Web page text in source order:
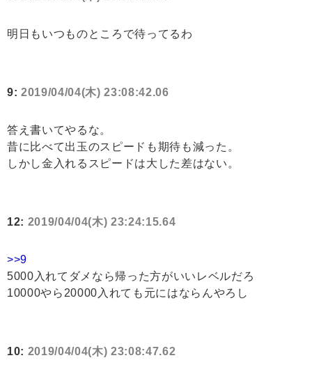
明日もいつものところで待ってるわ
9: 2019/04/04(木) 23:08:42.06
答え書いてやるな。
昔に比べて出玉のスピードも期待も減った。
しかし金入れるスピードは大した差はない。
12: 2019/04/04(木) 23:24:15.64
>>9
5000入れてダメなら帰った方がいいレベルだろ
10000やら20000入れても元にはならんやろし
10: 2019/04/04(木) 23:08:47.62